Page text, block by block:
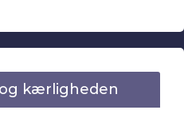
kærligheden